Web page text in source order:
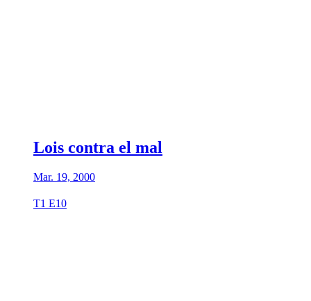
Lois contra el mal
Mar. 19, 2000
T1 E10